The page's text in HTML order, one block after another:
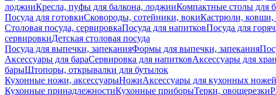
лоджииКресла, пуфы для балкона, лоджииКомпактные столы для
Посуда для готовкиСковороды, сотейники, вокиКастрюли, ковши,
Столовая посуда, сервировкаПосуда для напитковПосуда для
сервировкиДетская столовая посуда
Посуда для выпечки, запеканияФормы для выпечки, запекания
Аксессуары для бараСервировка для напитковАксессуары для
барыШтопоры, открывалки для бутылок
Кухонные ножи, аксессуарыНожиАксессуары для кухонных ножей
Кухонные принадлежностиКухонные приборыТерки, овощерезки